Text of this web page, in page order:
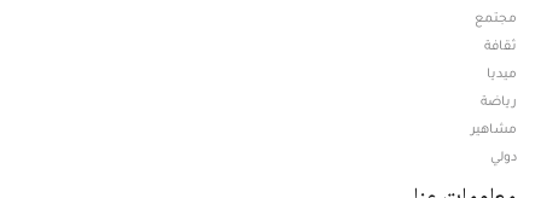
مجتمع
ثقافة
ميديا
رياضة
مشاهير
دولي